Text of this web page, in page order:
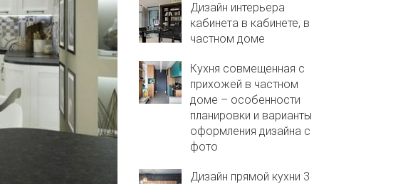
Дизайн интерьера
кабинета в кабинете, в
частном доме
Кухня совмещенная с
прихожей в частном
доме – особенности
планировки и варианты
оформления дизайна с
фото
Дизайн прямой кухни 3